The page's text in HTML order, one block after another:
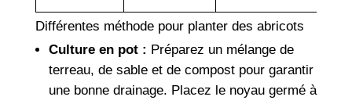
Différentes méthode pour planter des abricots
Culture en pot : Préparez un mélange de
terreau, de sable et de compost pour garantir
une bonne drainage. Placez le noyau germé à